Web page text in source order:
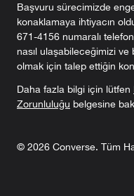
Başvuru sürecimizde
konaklamaya ihtiyacın
671-4156 numaralı
nasıl ulaşabileceğimizi ve
olmak için talep ettiğin
Daha fazla bilgi için lütfen
Zorunluluğu belgesine
© 2026 Converse. Tüm